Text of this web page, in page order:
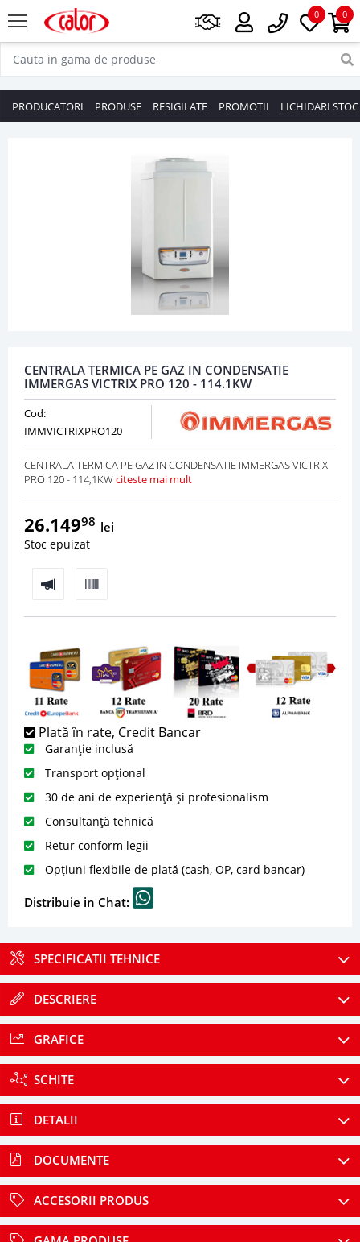
0
0
PRODUCATORI PRODUSE RESIGILATE PROMOTII LICHIDARI STOC
CENTRALA TERMICA PE GAZ IN CONDENSATIE
IMMERGAS VICTRIX PRO 120 - 114.1KW
Cod:
IMMVICTRIXPRO120
CENTRALA TERMICA PE GAZ IN CONDENSATIE IMMERGAS VICTRIX
PRO 120 - 114,1KWciteste mai mult
26.14998 lei
Stoc epuizat
Plată în rate, Credit Bancar
Garanție inclusă
Transport opțional
30 de ani de experiență și profesionalism
Consultanță tehnică
Retur conform legii
Opțiuni flexibile de plată (cash, OP, card bancar)
Distribuie in Chat:
SPECIFICATII TEHNICE
DESCRIERE
GRAFICE
SCHITE
DETALII
DOCUMENTE
ACCESORII PRODUS